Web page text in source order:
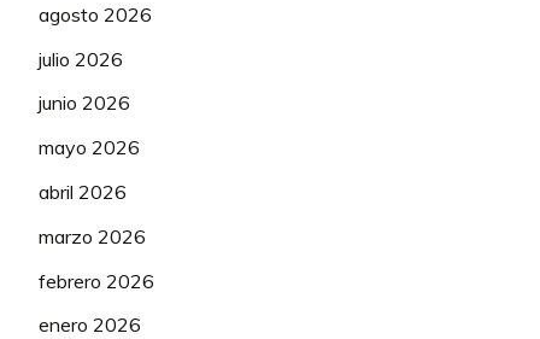
agosto 2026
julio 2026
junio 2026
mayo 2026
abril 2026
marzo 2026
febrero 2026
enero 2026